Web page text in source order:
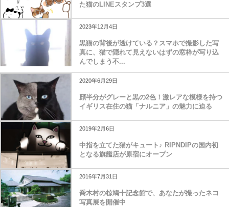
た猫のLINEスタンプ3選
2023年12月4日
黒猫の背後が透けている？スマホで撮影した写
真に、猫で隠れて見えないはずの窓枠が写り込
んでしまう不...
2020年6月29日
顔半分がグレーと黒の2色！激レアな模様を持つ
イギリス在住の猫「ナルニア」の魅力に迫る
2019年2月6日
中指を立てた猫がキュート♪ RIPNDIPの国内初
となる旗艦店が原宿にオープン
2016年7月31日
喬木村の椋鳩十記念館で、あなたが撮ったネコ
写真展を開催中